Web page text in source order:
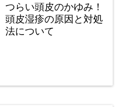
つらい頭皮のかゆみ！
頭皮湿疹の原因と対処
法について